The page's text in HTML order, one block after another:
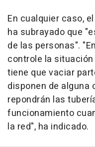
En cualquier caso,
ha subrayado que
de las personas".
controle la
tiene que vaciar
disponen de alguna
repondrán las
funcionamiento
la red", ha indicado.